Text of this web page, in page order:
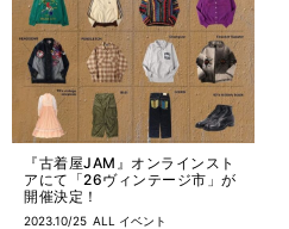
『古着屋JAM』オンラインスト
アにて「26ヴィンテージ市」が
開催決定！
2023.10/25 ALL イベント